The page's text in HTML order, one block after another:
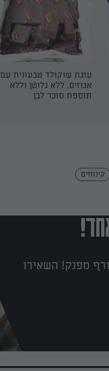
עוגת שוקולד טבעונית עם
אגוזים, ללא גלוטן וללא
תוספת סוכר לבן
קינוחים
מפנק! השאירו